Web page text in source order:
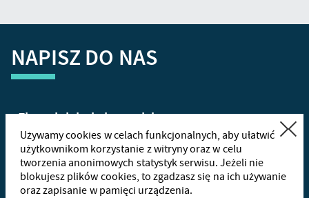
NAPISZ DO NAS
Używamy cookies w celach funkcjonalnych, aby ułatwić
użytkownikom korzystanie z witryny oraz w celu
tworzenia anonimowych statystyk serwisu. Jeżeli nie
blokujesz plików cookies, to zgadzasz się na ich używanie
oraz zapisanie w pamięci urządzenia.